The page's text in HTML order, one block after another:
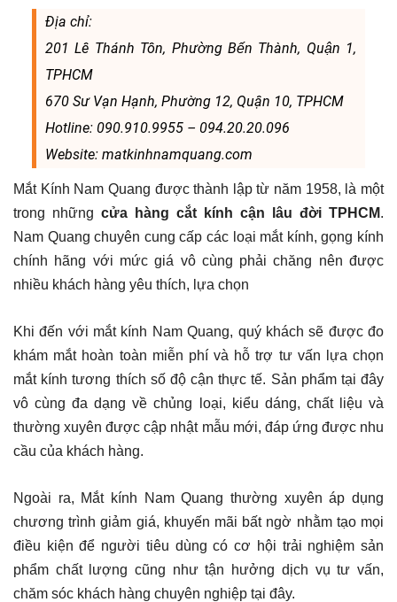
Địa chỉ:
201 Lê Thánh Tôn, Phường Bến Thành, Quận 1,
TPHCM
670 Sư Vạn Hạnh, Phường 12, Quận 10, TPHCM
Hotline: 090.910.9955 – 094.20.20.096
Website: matkinhnamquang.com
Mắt Kính Nam Quang được thành lập từ năm 1958, là một
trong những cửa hàng cắt kính cận lâu đời TPHCM.
Nam Quang chuyên cung cấp các loại mắt kính, gọng kính
chính hãng với mức giá vô cùng phải chăng nên được
nhiều khách hàng yêu thích, lựa chọn
Khi đến với mắt kính Nam Quang, quý khách sẽ được đo
khám mắt hoàn toàn miễn phí và hỗ trợ tư vấn lựa chọn
mắt kính tương thích số độ cận thực tế. Sản phẩm tại đây
vô cùng đa dạng về chủng loại, kiểu dáng, chất liệu và
thường xuyên được cập nhật mẫu mới, đáp ứng được nhu
cầu của khách hàng.
Ngoài ra, Mắt kính Nam Quang thường xuyên áp dụng
chương trình giảm giá, khuyến mãi bất ngờ nhằm tạo mọi
điều kiện để người tiêu dùng có cơ hội trải nghiệm sản
phẩm chất lượng cũng như tận hưởng dịch vụ tư vấn,
chăm sóc khách hàng chuyên nghiệp tại đây.